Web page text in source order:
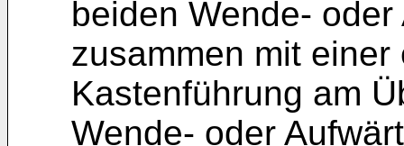
beiden Wende-
zusammen mit
Kastenführung am
Wende- oder